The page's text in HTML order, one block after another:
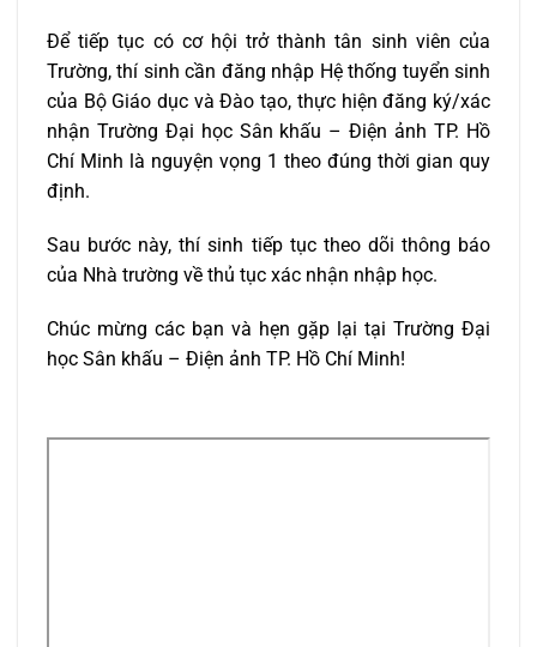
Để tiếp tục có cơ hội trở thành tân sinh viên của
Trường, thí sinh cần đăng nhập Hệ thống tuyển sinh
của Bộ Giáo dục và Đào tạo, thực hiện đăng ký/xác
nhận Trường Đại học Sân khấu – Điện ảnh TP. Hồ
Chí Minh là nguyện vọng 1 theo đúng thời gian quy
định.
Sau bước này, thí sinh tiếp tục theo dõi thông báo
của Nhà trường về thủ tục xác nhận nhập học.
Chúc mừng các bạn và hẹn gặp lại tại Trường Đại
học Sân khấu – Điện ảnh TP. Hồ Chí Minh!